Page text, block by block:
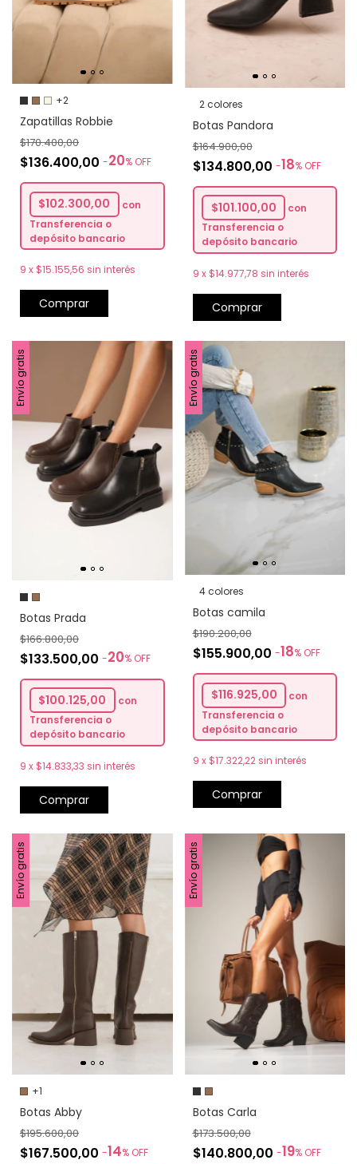
+2
Zapatillas Robbie
$136.400,00 -20% OFF
$170.400,00
$102.300,00
con
Transferencia o
depósito bancario
9 x $15.155,56 sin interés
Comprar
2 colores
Botas Pandora
$134.800,00 -18% OFF
$164.900,00
$101.100,00
con
Transferencia o
depósito bancario
9 x $14.977,78 sin interés
Comprar
Envío gratis
Botas Prada
$133.500,00 -20% OFF
$166.800,00
$100.125,00
con
Transferencia o
depósito bancario
9 x $14.833,33 sin interés
Comprar
Envío gratis
4 colores
Botas camila
$155.900,00 -18% OFF
$190.200,00
$116.925,00
con
Transferencia o
depósito bancario
9 x $17.322,22 sin interés
Comprar
Envío gratis
+1
Botas Abby
$167.500,00 -14% OFF
$195.600,00
Envío gratis
Botas Carla
$140.800,00 -19% OFF
$173.500,00